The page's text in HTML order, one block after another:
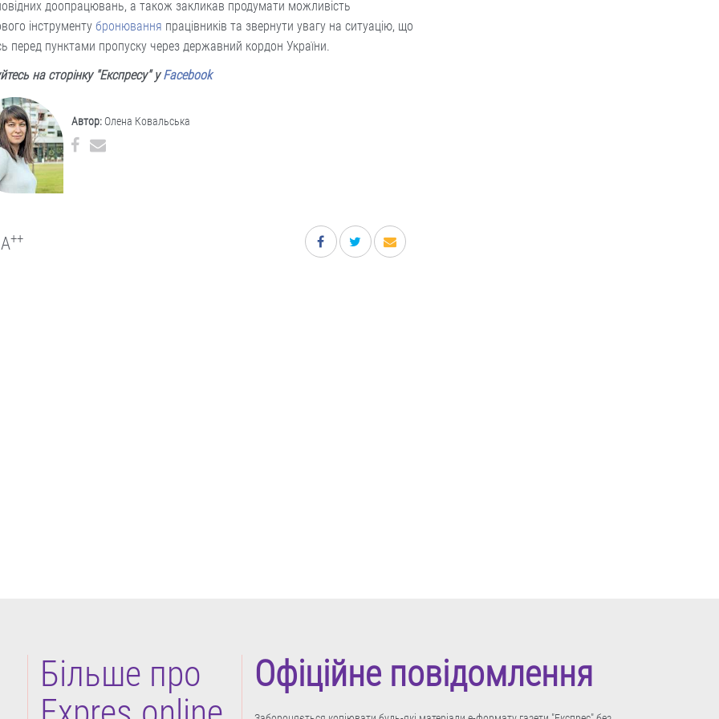
доопрацювань, а також закликав продумати можливість
інструменту бронювання працівників та звернути увагу на ситуацію, що
перед пунктами пропуску через державний кордон України.
на сторінку "Експресу" уFacebook
Автор: Олена Ковальська
A++
Більше про
Офіційне повідомлення